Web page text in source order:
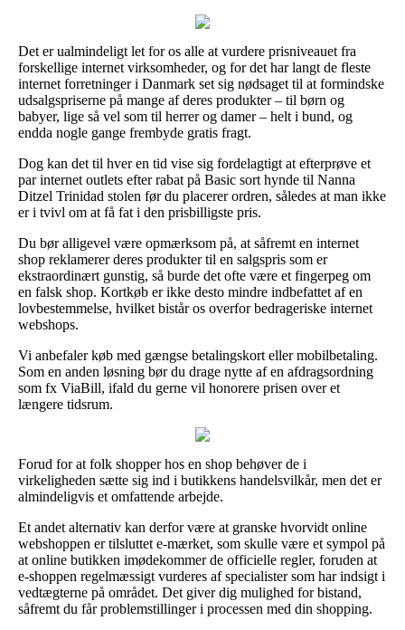
Det er ualmindeligt let for os alle at vurdere prisniveauet fra
forskellige internet virksomheder, og for det har langt de fleste
internet forretninger i Danmark set sig nødsaget til at formindske
udsalgspriserne på mange af deres produkter – til børn og
babyer, lige så vel som til herrer og damer – helt i bund, og
endda nogle gange frembyde gratis fragt.
Dog kan det til hver en tid vise sig fordelagtigt at efterprøve et
par internet outlets efter rabat på Basic sort hynde til Nanna
Ditzel Trinidad stolen før du placerer ordren, således at man ikke
er i tvivl om at få fat i den prisbilligste pris.
Du bør alligevel være opmærksom på, at såfremt en internet
shop reklamerer deres produkter til en salgspris som er
ekstraordinært gunstig, så burde det ofte være et fingerpeg om
en falsk shop. Kortkøb er ikke desto mindre indbefattet af en
lovbestemmelse, hvilket bistår os overfor bedrageriske internet
webshops.
Vi anbefaler køb med gængse betalingskort eller mobilbetaling.
Som en anden løsning bør du drage nytte af en afdragsordning
som fx ViaBill, ifald du gerne vil honorere prisen over et
længere tidsrum.
Forud for at folk shopper hos en shop behøver de i
virkeligheden sætte sig ind i butikkens handelsvilkår, men det er
almindeligvis et omfattende arbejde.
Et andet alternativ kan derfor være at granske hvorvidt online
webshoppen er tilsluttet e-mærket, som skulle være et sympol på
at online butikken imødekommer de officielle regler, foruden at
e-shoppen regelmæssigt vurderes af specialister som har indsigt i
vedtægterne på området. Det giver dig mulighed for bistand,
såfremt du får problemstillinger i processen med din shopping.